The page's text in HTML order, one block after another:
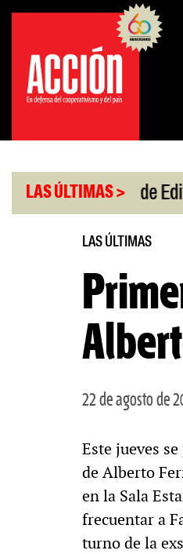
Saltar
contenido
LAS ÚLTIMAS >
gira | Feria de
LAS ÚLTIMAS
22 de agosto de
Este jueves
de Alberto
en la Sala
frecuentar a
turno de la